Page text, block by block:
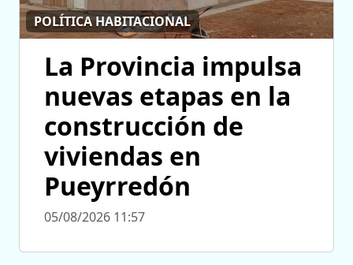
POLÍTICA HABITACIONAL
La Provincia impulsa
nuevas etapas en la
construcción de
viviendas en
Pueyrredón
05/08/2026 11:57